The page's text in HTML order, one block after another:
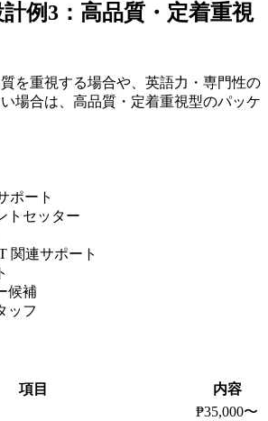
例3：高品質・定着重視
を重視する場合や、英語力・専門性の
場合は、高品質・定着重視型のパッケ
ポート
トセッター
関連サポート
候補
ッフ
項目
内容
₱35,000〜